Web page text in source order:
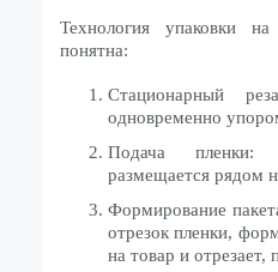
Технология упаковки
понятна:
Стационарный
одновременно
Подача пленки:
размещается рядом
Формирование
отрезок пленки,
на товар и